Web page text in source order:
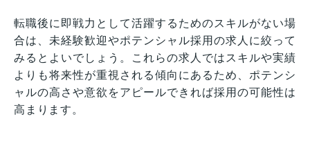
転職後に即戦力として活躍するためのスキルがない場
合は、未経験歓迎やポテンシャル採用の求人に絞って
みるとよいでしょう。これらの求人ではスキルや実績
よりも将来性が重視される傾向にあるため、ポテンシ
ャルの高さや意欲をアピールできれば採用の可能性は
高まります。